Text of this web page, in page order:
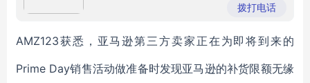
拨打电话
AMZ123获悉，亚马逊第三方卖家正在为即将到来的
Prime Day销售活动做准备时发现亚马逊的补货限额无缘